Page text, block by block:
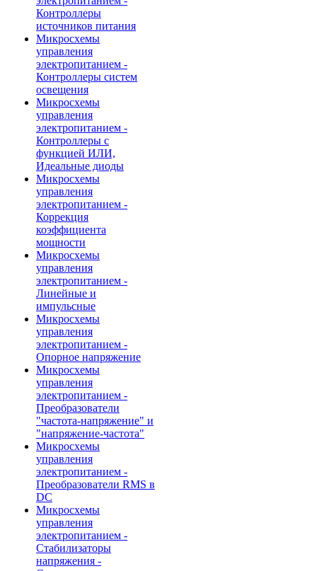
Контроллеры
источников питания
Микросхемы
управления
электропитанием -
Контроллеры систем
освещения
Микросхемы
управления
электропитанием -
Контроллеры с
функцией ИЛИ,
Идеальные диоды
Микросхемы
управления
электропитанием -
Коррекция
коэффициента
мощности
Микросхемы
управления
электропитанием -
Линейные и
импульсные
Микросхемы
управления
электропитанием -
Опорное напряжение
Микросхемы
управления
электропитанием -
Преобразователи
"частота-напряжение" и
"напряжение-частота"
Микросхемы
управления
электропитанием -
Преобразователи RMS в
DC
Микросхемы
управления
электропитанием -
Стабилизаторы
напряжения -